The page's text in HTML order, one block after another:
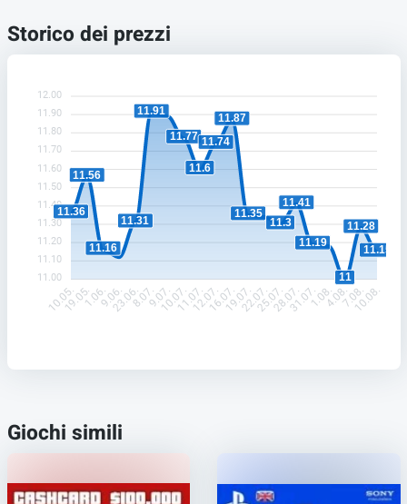
Storico dei prezzi
12.00
11.90
11.80
11.70
11.60
11.50
11.40
11.30
11.20
11.10
11.00
11.36
11.56
11.16
11.31
11.91
11.77
11.6
11.74
11.87
11.35
11.3
11.41
11.19
11
11.28
11.15
10.05.19.05.1.06.9.06.23.06.8.07.9.07.10.07.11.07.12.07.16.07.19.07.22.07.25.07.28.07.31.07.1.08.4.08.7.08.10.08.
Giochi simili